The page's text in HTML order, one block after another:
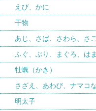
えび、かに
干物
あじ、さば、さわら、さ
ふぐ、ぶり、まぐろ、は
牡蠣（かき）
さざえ、あわび、ナマコ
明太子